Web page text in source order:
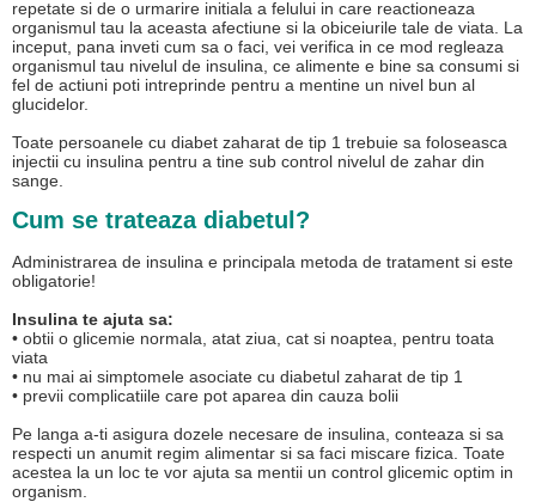
repetate si de o urmarire initiala a felului in care reactioneaza
organismul tau la aceasta afectiune si la obiceiurile tale de viata. La
inceput, pana inveti cum sa o faci, vei verifica in ce mod regleaza
organismul tau nivelul de insulina, ce alimente e bine sa consumi si
fel de actiuni poti intreprinde pentru a mentine un nivel bun al
glucidelor.
Toate persoanele cu diabet zaharat de tip 1 trebuie sa foloseasca
injectii cu insulina pentru a tine sub control nivelul de zahar din
sange.
Cum se trateaza diabetul?
Administrarea de insulina e principala metoda de tratament si este
obligatorie!
Insulina te ajuta sa:
• obtii o glicemie normala, atat ziua, cat si noaptea, pentru toata
viata
• nu mai ai simptomele asociate cu diabetul zaharat de tip 1
• previi complicatiile care pot aparea din cauza bolii
Pe langa a-ti asigura dozele necesare de insulina, conteaza si sa
respecti un anumit regim alimentar si sa faci miscare fizica. Toate
acestea la un loc te vor ajuta sa mentii un control glicemic optim in
organism.